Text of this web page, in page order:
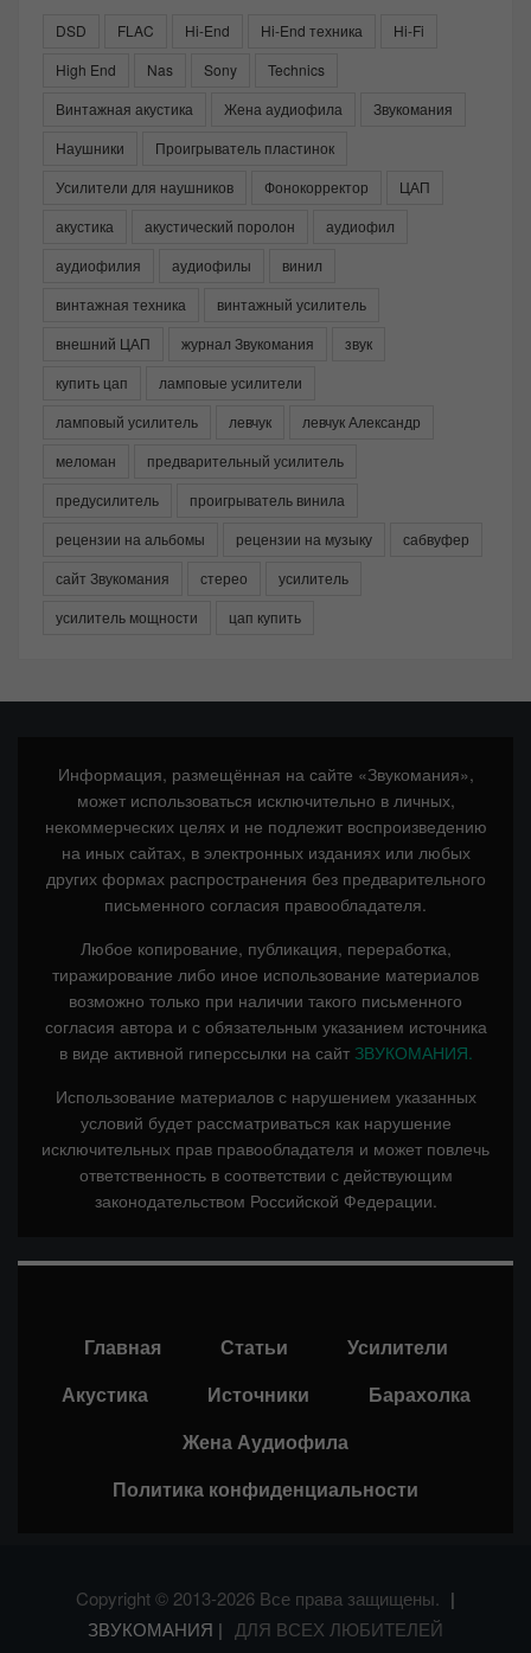
DSD FLAC Hi-End Hi-End техника
Hi-Fi
High End
Nas Sony
Technics
Винтажная акустика
Жена аудиофила
Звукомания
Наушники
Проигрыватель пластинок
Усилители для наушников
Фонокорректор
ЦАП
акустика
акустический поролон
аудиофил
аудиофилия
аудиофилы
винил
винтажная техника
винтажный усилитель
внешний ЦАП
журнал Звукомания
звук
купить цап
ламповые усилители
ламповый усилитель
левчук
левчук Александр
меломан
предварительный усилитель
предусилитель
проигрыватель винила
рецензии на альбомы
рецензии на музыку
сабвуфер
сайт Звукомания
стерео
усилитель
усилитель мощности
цап купить
Информация, размещённая на сайте «Звукомания»,
может использоваться исключительно в личных,
некоммерческих целях и не подлежит воспроизведению
на иных сайтах, в электронных изданиях или любых
других формах распространения без предварительного
письменного согласия правообладателя.
Любое копирование, публикация, переработка,
тиражирование либо иное использование материалов
возможно только при наличии такого письменного
согласия автора и с обязательным указанием источника
в виде активной гиперссылки на сайт ЗВУКОМАНИЯ.
Использование материалов с нарушением указанных
условий будет рассматриваться как нарушение
исключительных прав правообладателя и может повлечь
ответственность в соответствии с действующим
законодательством Российской Федерации.
Главная Статьи
Усилители
Акустика
Источники
Барахолка
Жена Аудиофила
Политика конфиденциальности
Copyright © 2013-2026 Все права защищены. |
ЗВУКОМАНИЯ | ДЛЯ ВСЕХ ЛЮБИТЕЛЕЙ